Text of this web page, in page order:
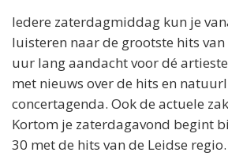
Iedere zaterdagmiddag kun je
luisteren naar de grootste hits
uur lang aandacht voor dé
met nieuws over de hits en
concertagenda. Ook de actuele
Kortom je zaterdagavond begint
30 met de hits van de Leidse regio.